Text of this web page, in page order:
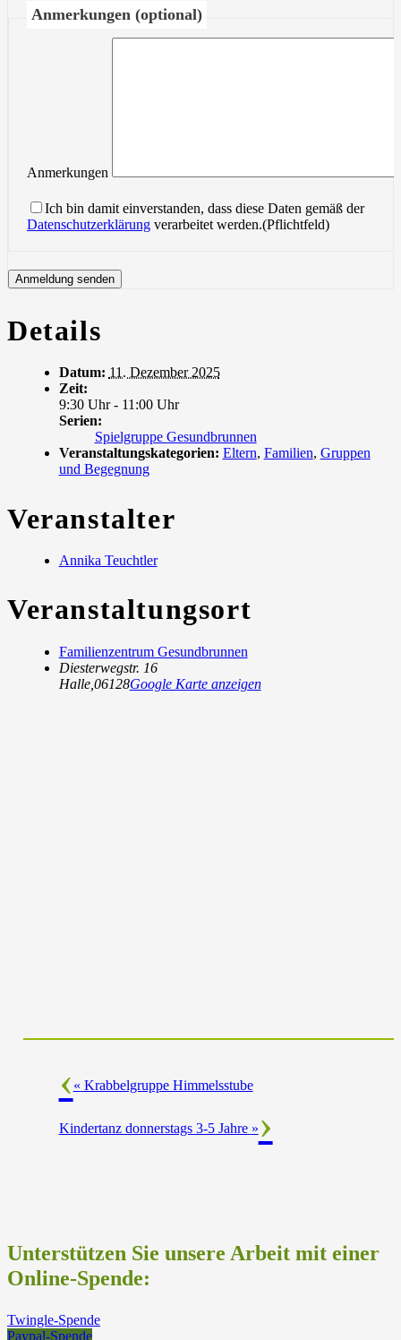
Anmerkungen (optional)
Anmerkungen
Ich bin damit einverstanden, dass diese Daten gemäß der
Datenschutzerklärung verarbeitet werden.(Pflichtfeld)
Details
Datum: 11. Dezember 2025
Zeit:
9:30 Uhr - 11:00 Uhr
Serien:
Spielgruppe Gesundbrunnen
Veranstaltungskategorien: Eltern, Familien, Gruppen
und Begegnung
Veranstalter
Annika Teuchtler
Veranstaltungsort
Familienzentrum Gesundbrunnen
Diesterwegstr. 16
Halle, 06128Google Karte anzeigen
« Krabbelgruppe Himmelsstube
Kindertanz donnerstags 3-5 Jahre »
Unterstützen Sie unsere Arbeit mit einer
Online-Spende:
Twingle-Spende
Paypal-Spende